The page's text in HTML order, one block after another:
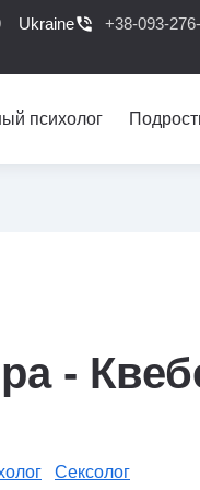
Ukrainephone_in_talk +38-093-
психолог
-
Сексолог